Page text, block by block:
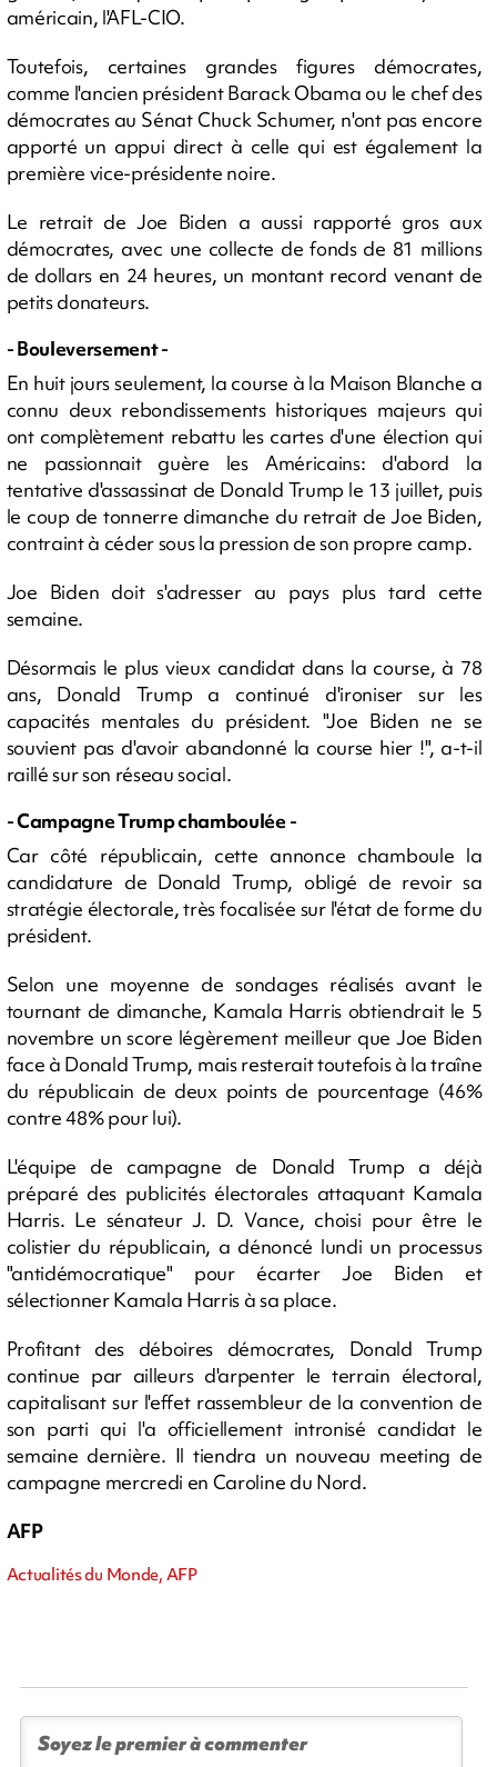
américain, l'AFL-CIO.
Toutefois, certaines grandes figures démocrates,
comme l'ancien président Barack Obama ou le chef des
démocrates au Sénat Chuck Schumer, n'ont pas encore
apporté un appui direct à celle qui est également la
première vice-présidente noire.
Le retrait de Joe Biden a aussi rapporté gros aux
démocrates, avec une collecte de fonds de 81 millions
de dollars en 24 heures, un montant record venant de
petits donateurs.
- Bouleversement -
En huit jours seulement, la course à la Maison Blanche a
connu deux rebondissements historiques majeurs qui
ont complètement rebattu les cartes d'une élection qui
ne passionnait guère les Américains: d'abord la
tentative d'assassinat de Donald Trump le 13 juillet, puis
le coup de tonnerre dimanche du retrait de Joe Biden,
contraint à céder sous la pression de son propre camp.
Joe Biden doit s'adresser au pays plus tard cette
semaine.
Désormais le plus vieux candidat dans la course, à 78
ans, Donald Trump a continué d'ironiser sur les
capacités mentales du président. "Joe Biden ne se
souvient pas d'avoir abandonné la course hier !", a-t-il
raillé sur son réseau social.
- Campagne Trump chamboulée -
Car côté républicain, cette annonce chamboule la
candidature de Donald Trump, obligé de revoir sa
stratégie électorale, très focalisée sur l'état de forme du
président.
Selon une moyenne de sondages réalisés avant le
tournant de dimanche, Kamala Harris obtiendrait le 5
novembre un score légèrement meilleur que Joe Biden
face à Donald Trump, mais resterait toutefois à la traîne
du républicain de deux points de pourcentage (46%
contre 48% pour lui).
L'équipe de campagne de Donald Trump a déjà
préparé des publicités électorales attaquant Kamala
Harris. Le sénateur J. D. Vance, choisi pour être le
colistier du républicain, a dénoncé lundi un processus
"antidémocratique" pour écarter Joe Biden et
sélectionner Kamala Harris à sa place.
Profitant des déboires démocrates, Donald Trump
continue par ailleurs d'arpenter le terrain électoral,
capitalisant sur l'effet rassembleur de la convention de
son parti qui l'a officiellement intronisé candidat le
semaine dernière. Il tiendra un nouveau meeting de
campagne mercredi en Caroline du Nord.
AFP
Actualités du Monde, AFP